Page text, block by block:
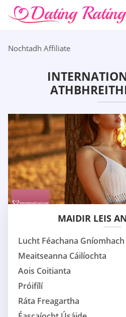
Nochtadh Affiliate
MAIDIR LEIS
Lucht Féachana Gníomhach
Meaitseanna Cáilíochta
Aois Coitianta
Próifílí
Ráta Freagartha